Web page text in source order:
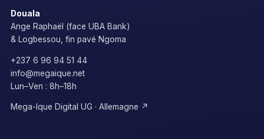
Douala
Ange Raphaël (face UBA Bank)
& Logbessou, fin pavé Ngoma
+237 6 96 94 51 44
info@megaique.net
Lun–Ven : 8h–18h
Mega-Ique Digital UG · Allemagne ↗